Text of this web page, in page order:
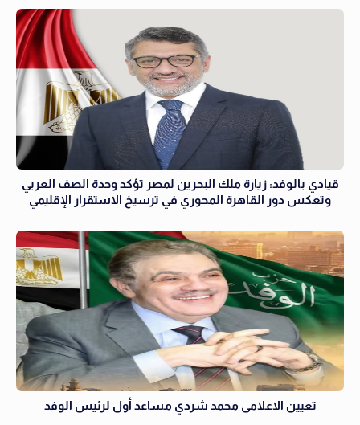
قيادي بالوفد: زيارة ملك البحرين لمصر تؤكد وحدة الصف العربي
وتعكس دور القاهرة المحوري في ترسيخ الاستقرار الإقليمي
تعيين الاعلامى محمد شردي مساعد أول لرئيس الوفد